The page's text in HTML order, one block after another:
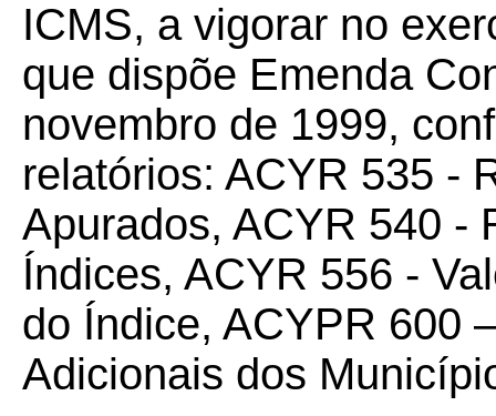
ICMS, a vigorar no
que dispõe Emenda
novembro de 1999,
relatórios: ACYR 535 -
Apurados, ACYR 540 -
Índices, ACYR 556 -
do Índice, ACYPR 600
Adicionais dos